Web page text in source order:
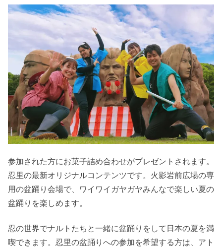
参加された方にお菓子詰め合わせがプレゼントされます。
忍里の最新オリジナルコンテンツです。火影岩前広場の専
用の盆踊り会場で、ワイワイガヤガヤみんなで楽しい夏の
盆踊りを楽しめます。
忍の世界でナルトたちと一緒に盆踊りをして日本の夏を満
喫できます。忍里の盆踊りへの参加を希望する方は、アト